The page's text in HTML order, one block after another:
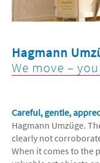
Hagmann
We move –
Careful, gentle,
Hagmann Umzüge.
clearly not
When it comes to the